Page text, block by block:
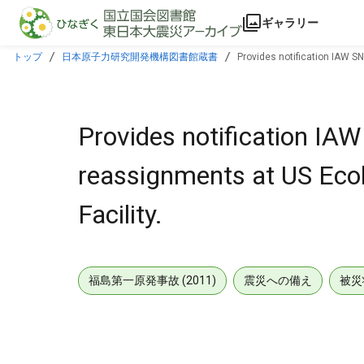
本文に飛ぶ
ギャラリー
トップ 日本原子力研究開発機構図書館蔵書 Provides notification IAW
Provides notification
reassignments at US
Facility.
福島第一原発事故 (2011) 震災への備え 被災